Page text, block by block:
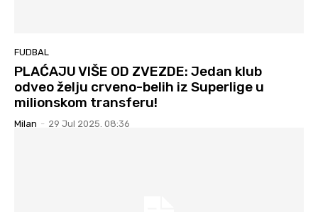
FUDBAL
PLAĆAJU VIŠE OD ZVEZDE: Jedan klub
odveo želju crveno-belih iz Superlige u
milionskom transferu!
Milan - 29 Jul 2025. 08:36